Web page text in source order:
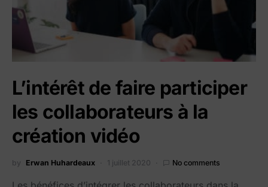
L’intérêt de faire participer
les collaborateurs à la
création vidéo
by Erwan Huhardeaux 1 juillet 2020 No comments